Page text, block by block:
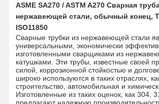
Главная
Страница
Продукция Ролики
ASME SA270 / ASTM A270 Сварная
нержавеющей стали, обычный конец,
ISO11850
Сварные трубки из нержавеющей стали
универсальными, экономически
изготовленными сварщиками из
катушками. Эти трубы, известные своей
силой, коррозионной стойкостью и
широко используются в таких отраслях,
строительство, автомобильная и
Изготовленные из таких оценок, как 304,
предлагают надежную